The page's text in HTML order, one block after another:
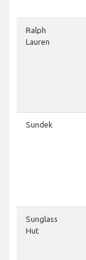
Ralph
Lauren
Sundek
Sunglass
Hut